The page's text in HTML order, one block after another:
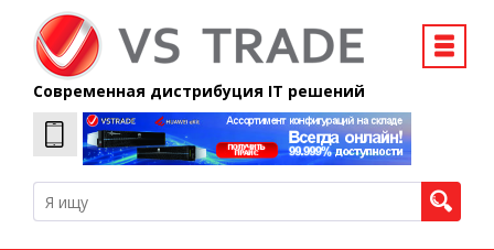
Современная дистрибуция IT решений